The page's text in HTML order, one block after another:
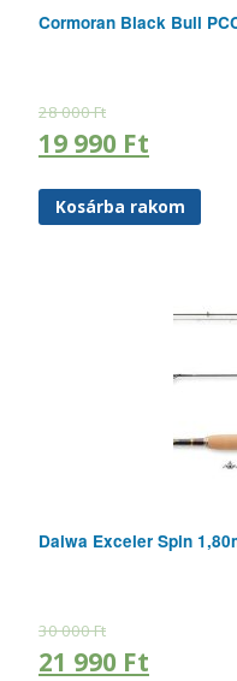
Cormoran Black Bull
28 000Ft
19 990 Ft
Kosárba rakom
Daiwa Exceler Spin
30 000Ft
21 990 Ft